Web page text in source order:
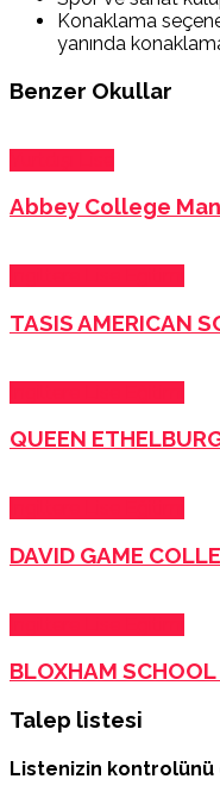
Konaklama
yanında
Benzer Okullar
Abbey College
TASIS AMERICAN
QUEEN
DAVID GAME
BLOXHAM
Talep listesi
Listenizin kontrolünü